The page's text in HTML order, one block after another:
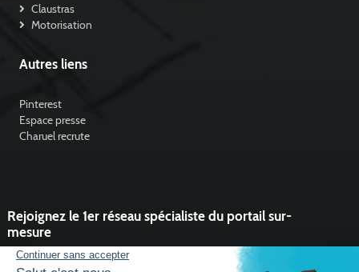
Claustras
Motorisation
Autres liens
Pinterest
Espace presse
Charuel recrute
Rejoignez le 1er réseau spécialiste du portail sur-
mesure